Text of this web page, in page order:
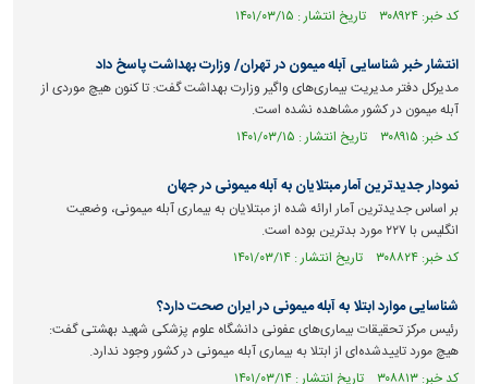
کد خبر: ۳۰۸۹۲۴ تاریخ انتشار : ۱۴۰۱/۰۳/۱۵
انتشار خبر شناسایی آبله میمون در تهران/ وزارت بهداشت پاسخ داد
مدیرکل دفتر مدیریت بیماری‌های واگیر وزارت بهداشت گفت: تا کنون هیچ موردی از
آبله میمون در کشور مشاهده نشده است.
کد خبر: ۳۰۸۹۱۵ تاریخ انتشار : ۱۴۰۱/۰۳/۱۵
نمودار جدیدترین آمار مبتلایان به آبله میمونی در جهان
بر اساس جدیدترین آمار ارائه شده از مبتلایان به بیماری آبله میمونی، وضعیت
انگلیس با ۲۲۷ مورد بدترین بوده است.
کد خبر: ۳۰۸۸۲۴ تاریخ انتشار : ۱۴۰۱/۰۳/۱۴
شناسایی موارد ابتلا به آبله میمونی در ایران صحت دارد؟
رئیس مرکز تحقیقات بیماری‌های عفونی دانشگاه علوم پزشکی شهید بهشتی گفت:
هیچ مورد تاییدشده‌ای از ابتلا به بیماری آبله میمونی در کشور وجود ندارد.
کد خبر: ۳۰۸۸۱۳ تاریخ انتشار : ۱۴۰۱/۰۳/۱۴